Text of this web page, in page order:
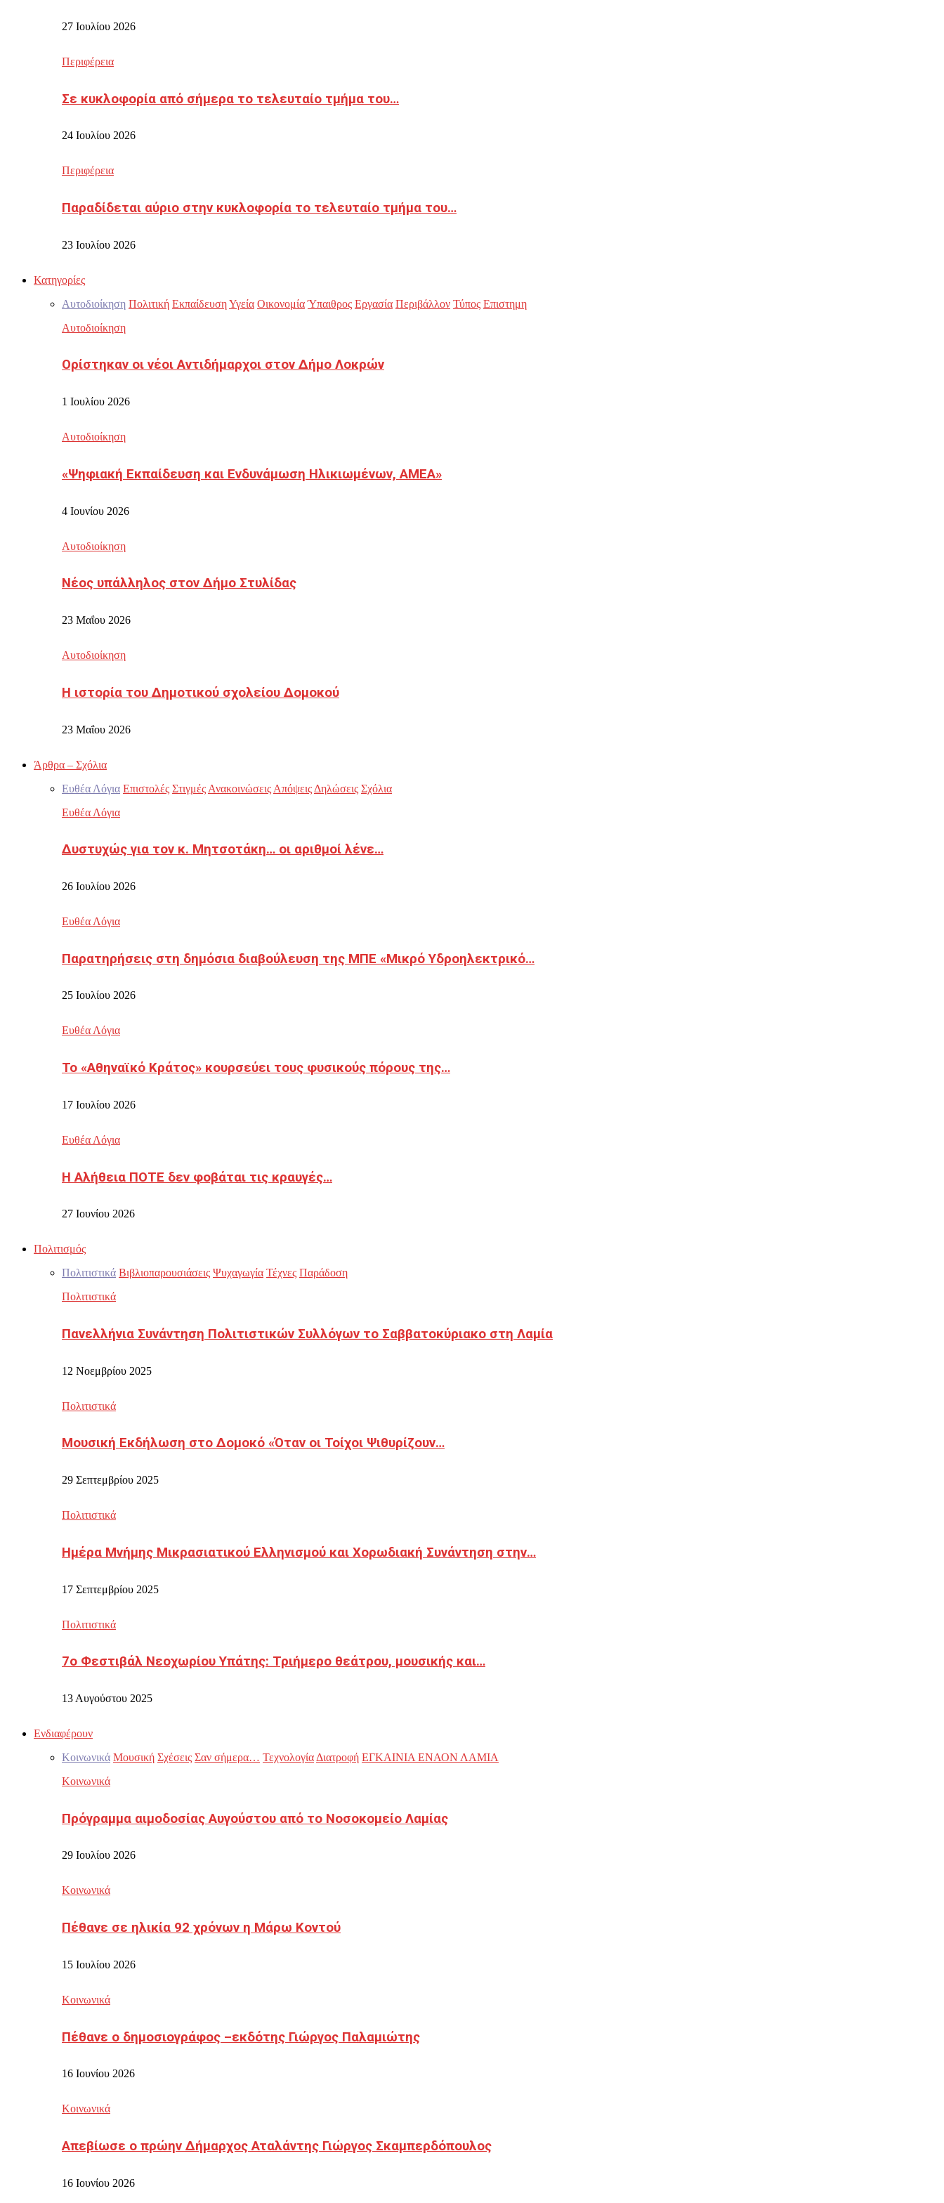
27 Ιουλίου 2026
Περιφέρεια
Σε κυκλοφορία από σήμερα το τελευταίο τμήμα του…
24 Ιουλίου 2026
Περιφέρεια
Παραδίδεται αύριο στην κυκλοφορία το τελευταίο τμήμα του…
23 Ιουλίου 2026
Κατηγορίες
Αυτοδιοίκηση Πολιτική ΕκπαίδευσηΥγεία Οικονομία Ύπαιθρος Εργασία Περιβάλλον Τύπος Επιστημη
Αυτοδιοίκηση
Ορίστηκαν οι νέοι Αντιδήμαρχοι στον Δήμο Λοκρών
1 Ιουλίου 2026
Αυτοδιοίκηση
«Ψηφιακή Εκπαίδευση και Ενδυνάμωση Ηλικιωμένων, ΑΜΕΑ»
4 Ιουνίου 2026
Αυτοδιοίκηση
Νέος υπάλληλος στον Δήμο Στυλίδας
23 Μαΐου 2026
Αυτοδιοίκηση
Η ιστορία του Δημοτικού σχολείου Δομοκού
23 Μαΐου 2026
Άρθρα – Σχόλια
Ευθέα Λόγια Επιστολές Στιγμές Ανακοινώσεις Απόψεις Δηλώσεις Σχόλια
Ευθέα Λόγια
Δυστυχώς για τον κ. Μητσοτάκη… οι αριθμοί λένε…
26 Ιουλίου 2026
Ευθέα Λόγια
Παρατηρήσεις στη δημόσια διαβούλευση της ΜΠΕ «Μικρό Υδροηλεκτρικό…
25 Ιουλίου 2026
Ευθέα Λόγια
Το «Αθηναϊκό Κράτος» κουρσεύει τους φυσικούς πόρους της…
17 Ιουλίου 2026
Ευθέα Λόγια
Η Αλήθεια ΠΟΤΕ δεν φοβάται τις κραυγές…
27 Ιουνίου 2026
Πολιτισμός
Πολιτιστικά Βιβλιοπαρουσιάσεις Ψυχαγωγία Τέχνες Παράδοση
Πολιτιστικά
Πανελλήνια Συνάντηση Πολιτιστικών Συλλόγων το Σαββατοκύριακο στη Λαμία
12 Νοεμβρίου 2025
Πολιτιστικά
Μουσική Εκδήλωση στο Δομοκό «Όταν οι Τοίχοι Ψιθυρίζουν…
29 Σεπτεμβρίου 2025
Πολιτιστικά
Ημέρα Μνήμης Μικρασιατικού Ελληνισμού και Χορωδιακή Συνάντηση στην…
17 Σεπτεμβρίου 2025
Πολιτιστικά
7ο Φεστιβάλ Νεοχωρίου Υπάτης: Τριήμερο θεάτρου, μουσικής και…
13 Αυγούστου 2025
Ενδιαφέρουν
Κοινωνικά Μουσική Σχέσεις Σαν σήμερα… Τεχνολογία Διατροφή ΕΓΚΑΙΝΙΑ ΕΝΑΟΝ ΛΑΜΙΑ
Κοινωνικά
Πρόγραμμα αιμοδοσίας Αυγούστου από το Νοσοκομείο Λαμίας
29 Ιουλίου 2026
Κοινωνικά
Πέθανε σε ηλικία 92 χρόνων η Μάρω Κοντού
15 Ιουλίου 2026
Κοινωνικά
Πέθανε ο δημοσιογράφος –εκδότης Γιώργος Παλαμιώτης
16 Ιουνίου 2026
Κοινωνικά
Απεβίωσε ο πρώην Δήμαρχος Αταλάντης Γιώργος Σκαμπερδόπουλος
16 Ιουνίου 2026